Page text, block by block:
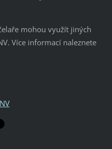
mohou využít jiných
Více informací naleznete